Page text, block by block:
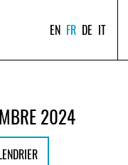
EN FR DE IT
2024